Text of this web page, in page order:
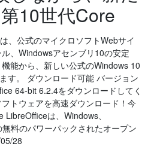
10世代Core
、公式のマイクロソフトWebサイ
、Windowsアセンブリ10の安定
能から、新しい公式のWindows 10
す。 ダウンロード可能 バージョン
64-bit 6.2.4をダウンロードしてく
トウェアを高速ダウンロード！今
は、Windows、
料のパワーパックされたオープン
28